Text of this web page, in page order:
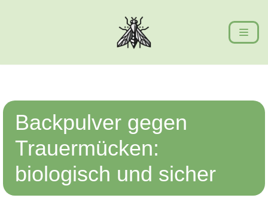
Backpulver gegen
Trauermücken:
biologisch und sicher